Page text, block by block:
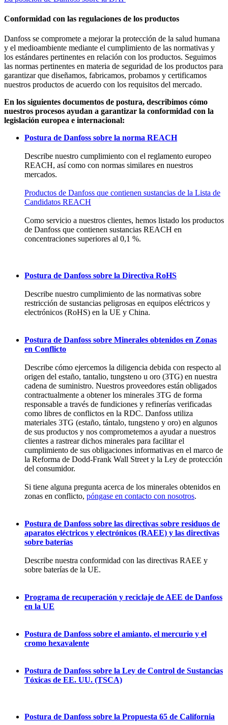
Conformidad con las regulaciones de los productos
Danfoss se compromete a mejorar la protección de la salud humana
y el medioambiente mediante el cumplimiento de las normativas y
los estándares pertinentes en relación con los productos. Seguimos
las normas pertinentes en materia de seguridad de los productos para
garantizar que diseñamos, fabricamos, probamos y certificamos
nuestros productos de acuerdo con los requisitos del mercado.
En los siguientes documentos de postura, describimos cómo
nuestros procesos ayudan a garantizar la conformidad con la
legislación europea e internacional:
Postura de Danfoss sobre la norma REACH
Describe nuestro cumplimiento con el reglamento europeo
REACH, así como con normas similares en nuestros
mercados.
Productos de Danfoss que contienen sustancias de la Lista de
Candidatos REACH
Como servicio a nuestros clientes, hemos listado los productos
de Danfoss que contienen sustancias REACH en
concentraciones superiores al 0,1 %.
Postura de Danfoss sobre la Directiva RoHS
Describe nuestro cumplimiento de las normativas sobre
restricción de sustancias peligrosas en equipos eléctricos y
electrónicos (RoHS) en la UE y China.
Postura de Danfoss sobre Minerales obtenidos en Zonas
en Conflicto
Describe cómo ejercemos la diligencia debida con respecto al
origen del estaño, tantalio, tungsteno u oro (3TG) en nuestra
cadena de suministro. Nuestros proveedores están obligados
contractualmente a obtener los minerales 3TG de forma
responsable a través de fundiciones y refinerías verificadas
como libres de conflictos en la RDC. Danfoss utiliza
materiales 3TG (estaño, tántalo, tungsteno y oro) en algunos
de sus productos y nos comprometemos a ayudar a nuestros
clientes a rastrear dichos minerales para facilitar el
cumplimiento de sus obligaciones informativas en el marco de
la Reforma de Dodd-Frank Wall Street y la Ley de protección
del consumidor.
Si tiene alguna pregunta acerca de los minerales obtenidos en
zonas en conflicto, póngase en contacto con nosotros.
Postura de Danfoss sobre las directivas sobre residuos de
aparatos eléctricos y electrónicos (RAEE) y las directivas
sobre baterías
Describe nuestra conformidad con las directivas RAEE y
sobre baterías de la UE.
Programa de recuperación y reciclaje de AEE de Danfoss
en la UE
Postura de Danfoss sobre el amianto, el mercurio y el
cromo hexavalente
Postura de Danfoss sobre la Ley de Control de Sustancias
Tóxicas de EE. UU. (TSCA)
Postura de Danfoss sobre la Propuesta 65 de California